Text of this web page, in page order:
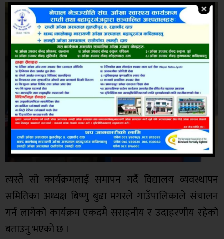
त्यस्तै सो कार्यक्रमलाई समापन गर्दै विद्यालय व्यवस्थापन
समितिका अध्यक्ष बिष्णु बुढा मगरले गाउँपालिकाले संचालन
गर्न लागेको कार्यक्रम एकदमै सराहनीय र उदाहरणीय रहेको
बताउनु भएको छ ।